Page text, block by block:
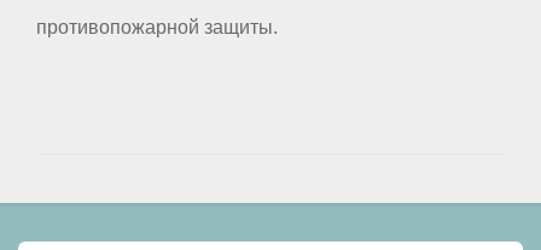
противопожарной защиты.